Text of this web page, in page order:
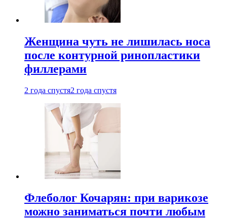
Женщина чуть не лишилась носа
после контурной ринопластики
филлерами
2 года спустя2 года спустя
Флеболог Кочарян: при варикозе
можно заниматься почти любым